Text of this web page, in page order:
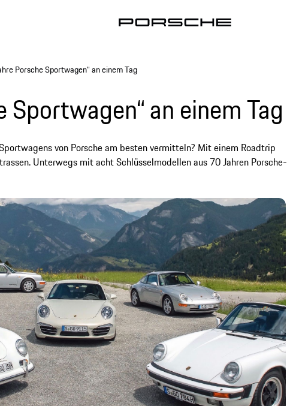
Porsche Sportwagen“ an einem Tag
Sportwagen“ an einem Tag
von Porsche am besten vermitteln? Mit einem Roadtrip
Unterwegs mit acht Schlüsselmodellen aus 70 Jahren Porsche-